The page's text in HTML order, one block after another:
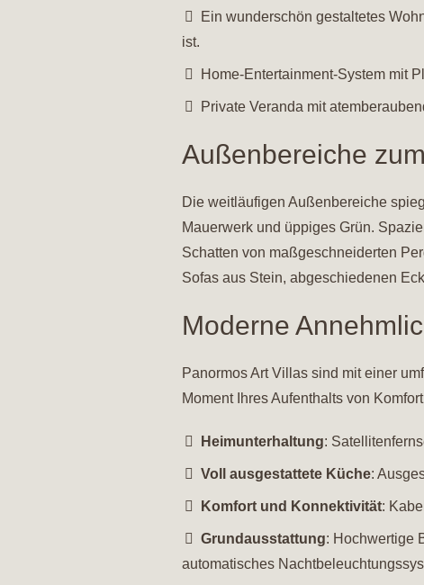
Ein wunderschön gestaltetes
ist.
Home-Entertainment-System mit
Private Veranda mit
Außenbereiche
Die weitläufigen Außenbereiche
Mauerwerk und üppiges Grün.
Schatten von maßgeschneiderten
Sofas aus Stein, abgeschiedenen
Moderne
Panormos Art Villas sind mit einer
Moment Ihres Aufenthalts von
Heimunterhaltung:
Voll ausgestattete Küche:
Komfort und Konnektivität:
Grundausstattung: Hochwertige
automatisches